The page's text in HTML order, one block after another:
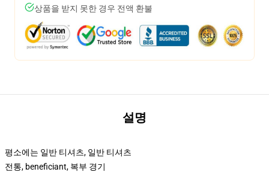
상품을 받지 못한 경우 전액 환불
설명
평소에는 일반 티셔츠, 일반 티셔츠
전통, beneficiant, 복부 경기